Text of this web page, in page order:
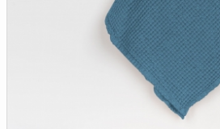
Доверенность на
получение груза
Документы по работе с
персональными данными
Письмо руководителю